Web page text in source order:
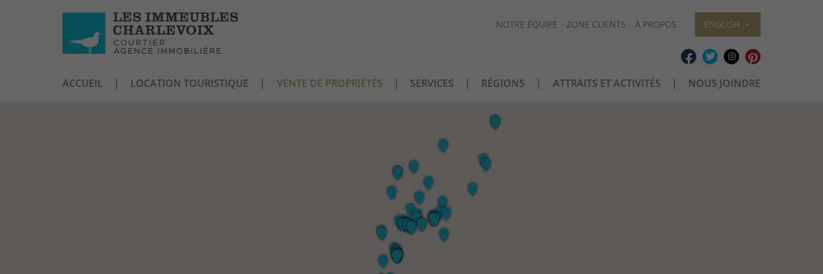
NOTRE ÉQUIPE ZONE CLIENTS À PROPOS ENGLISH
ACCUEIL LOCATION TOURISTIQUE VENTE DE PROPRIÉTÉS SERVICES RÉGIONS ATTRAITS ET ACTIVITÉS NOUS JOINDRE